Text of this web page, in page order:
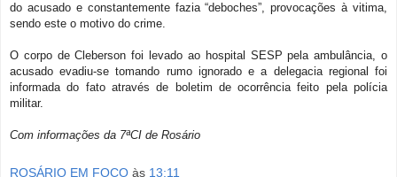
do acusado e constantemente fazia “deboches”, provocações à vitima,
sendo este o motivo do crime.
O corpo de Cleberson foi levado ao hospital SESP pela ambulância, o
acusado evadiu-se tomando rumo ignorado e a delegacia regional foi
informada do fato através de boletim de ocorrência feito pela polícia
militar.
Com informações da 7ªCI de Rosário
ROSÁRIO EM FOCO às 13:11